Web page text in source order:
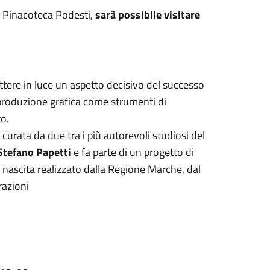
Podesti,sarà possibile visitare
in luce un aspetto decisivo del successo
grafica come strumenti di
da due tra i più autorevoli studiosi del
Papetti e fa parte di un progetto di
realizzato dalla Regione Marche, dal